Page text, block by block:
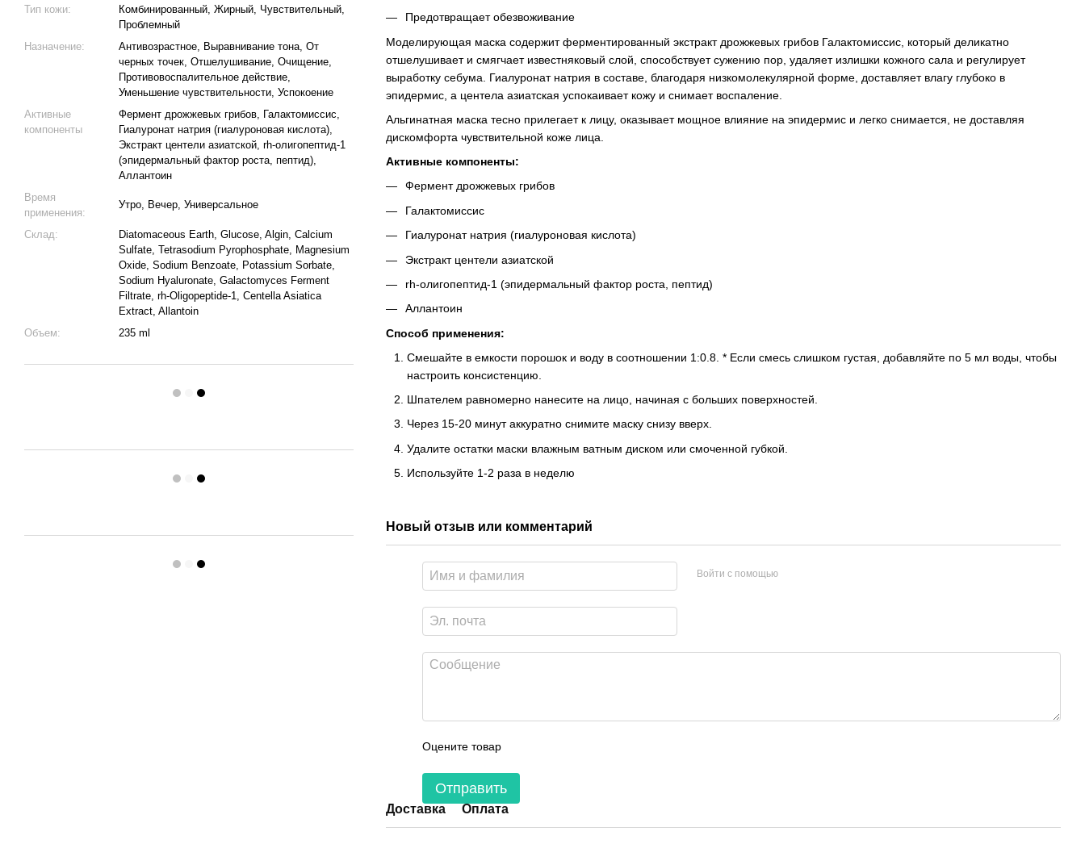
Тип кожи:
Комбинированный, Жирный, Чувствительный,
Проблемный
Назначение:
Антивозрастное, Выравнивание тона, От
черных точек, Отшелушивание, Очищение,
Противовоспалительное действие,
Уменьшение чувствительности, Успокоение
Активные
компоненты
Фермент дрожжевых грибов, Галактомиссис,
Гиалуронат натрия (гиалуроновая кислота),
Экстракт центели азиатской, rh-олигопептид-1
(эпидермальный фактор роста, пептид),
Аллантоин
Время
применения:
Утро, Вечер, Универсальное
Склад:
Diatomaceous Earth, Glucose, Algin, Calcium
Sulfate, Tetrasodium Pyrophosphate, Magnesium
Oxide, Sodium Benzoate, Potassium Sorbate,
Sodium Hyaluronate, Galactomyces Ferment
Filtrate, rh-Oligopeptide-1, Centella Asiatica
Extract, Allantoin
Объем:
235 ml
Предотвращает обезвоживание
Моделирующая маска содержит ферментированный экстракт дрожжевых грибов Галактомиссис, который деликатно
отшелушивает и смягчает известняковый слой, способствует сужению пор, удаляет излишки кожного сала и регулирует
выработку себума. Гиалуронат натрия в составе, благодаря низкомолекулярной форме, доставляет влагу глубоко в
эпидермис, а центела азиатская успокаивает кожу и снимает воспаление.
Альгинатная маска тесно прилегает к лицу, оказывает мощное влияние на эпидермис и легко снимается, не доставляя
дискомфорта чувствительной коже лица.
Активные компоненты:
Фермент дрожжевых грибов
Галактомиссис
Гиалуронат натрия (гиалуроновая кислота)
Экстракт центели азиатской
rh-олигопептид-1 (эпидермальный фактор роста, пептид)
Аллантоин
Способ применения:
Смешайте в емкости порошок и воду в соотношении 1:0.8. * Если смесь слишком густая, добавляйте по 5 мл воды, чтобы
настроить консистенцию.
Шпателем равномерно нанесите на лицо, начиная с больших поверхностей.
Через 15-20 минут аккуратно снимите маску снизу вверх.
Удалите остатки маски влажным ватным диском или смоченной губкой.
Используйте 1-2 раза в неделю
Новый отзыв или комментарий
Войти с помощью
Оцените товар
Отправить
Доставка Оплата